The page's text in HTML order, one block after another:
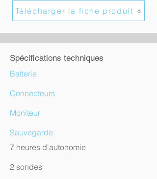
Télécharger la fiche produit
Spécifications techniques
Batterie
Connecteurs
Moniteur
Sauvegarde
7 heures d'autonomie
2 sondes